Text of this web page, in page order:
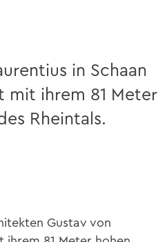
in Schaan
mit ihrem 81 Meter
Rheintals.
Gustav von